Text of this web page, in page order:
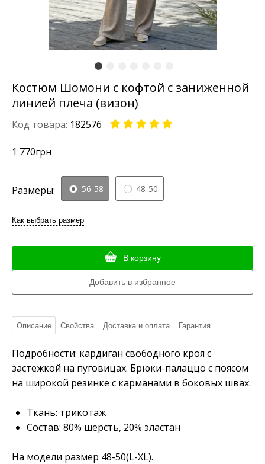
Костюм Шомони с кофтой с заниженной
линией плеча (визон)
Код товара: 182576
1 770грн
Размеры: 56-58 48-50
Как выбрать размер
В корзину
Описание Свойства Доставка и оплата Гарантия
Подробности: кардиган свободного кроя с
застежкой на пуговицах. Брюки-палаццо с поясом
на широкой резинке с карманами в боковых швах.
Ткань: трикотаж
Состав: 80% шерсть, 20% эластан
На модели размер 48-50(L-XL).